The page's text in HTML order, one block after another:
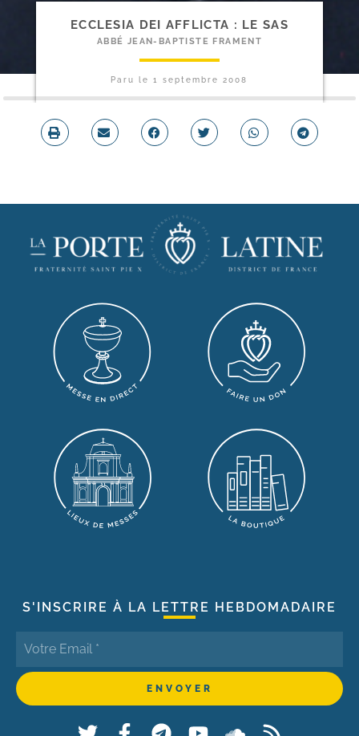
ECCLESIA DEI AFFLICTA : LE SAS
ABBÉ JEAN-BAPTISTE FRAMENT
Paru le1 septembre 2008
S'INSCRIRE À LA LETTRE HEBDOMADAIRE